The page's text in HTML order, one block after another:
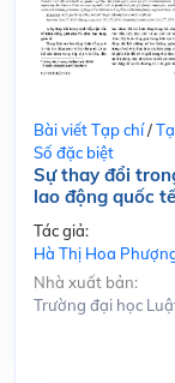
Bài viết Tạp chí/
Số đặc biệt
Sự thay đổi
lao động quốc
Tác giả:
Hà Thị Hoa
Nhà xuất bản:
Trường đại học